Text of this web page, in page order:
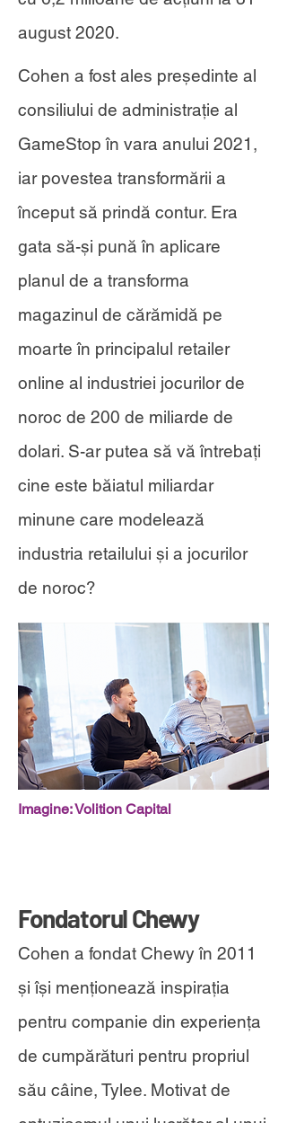
august 2020.
Cohen a fost ales președinte al
consiliului de administrație al
GameStop în vara anului 2021,
iar povestea transformării a
început să prindă contur. Era
gata să-și pună în aplicare
planul de a transforma
magazinul de cărămidă pe
moarte în principalul retailer
online al industriei jocurilor de
noroc de 200 de miliarde de
dolari. S-ar putea să vă întrebați
cine este băiatul miliardar
minune care modelează
industria retailului și a jocurilor
de noroc?
Imagine: Volition Capital
Fondatorul Chewy
Cohen a fondat Chewy în 2011
și își menționează inspirația
pentru companie din experiența
de cumpărături pentru propriul
său câine, Tylee. Motivat de